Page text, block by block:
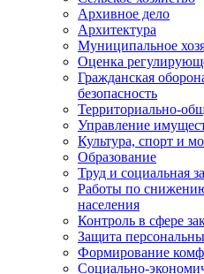
Архивное дело
Архитектура
Муниципальное
Оценка
Гражданская
безопасность
Территориально-
Управление
Культура, спорт и
Образование
Труд и социальная
Работы по
населения
Контроль в сфере
Защита
Формирование
Социально-